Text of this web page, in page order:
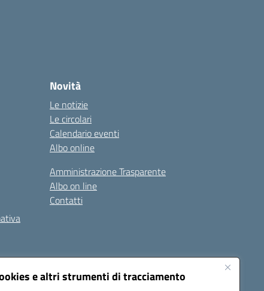
e altri strumenti di tracciamento
Novità
Le notizie
Le circolari
Calendario eventi
Albo online
Amministrazione Trasparente
Albo on line
Contatti